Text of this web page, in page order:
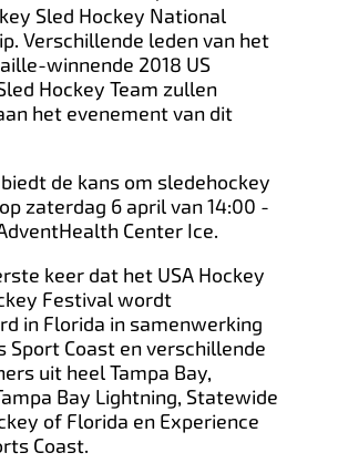
Sled Hockey National
Verschillende leden van het
winnende 2018 US
Hockey Team zullen
het evenement van dit
biedt de kans om sledehockey
zaterdag 6 april van 14:00 -
Center Ice.
keer dat het USA Hockey
Festival wordt
in Florida in samenwerking
Sport Coast en verschillende
uit heel Tampa Bay,
Bay Lightning, Statewide
of Florida en Experience
Coast.